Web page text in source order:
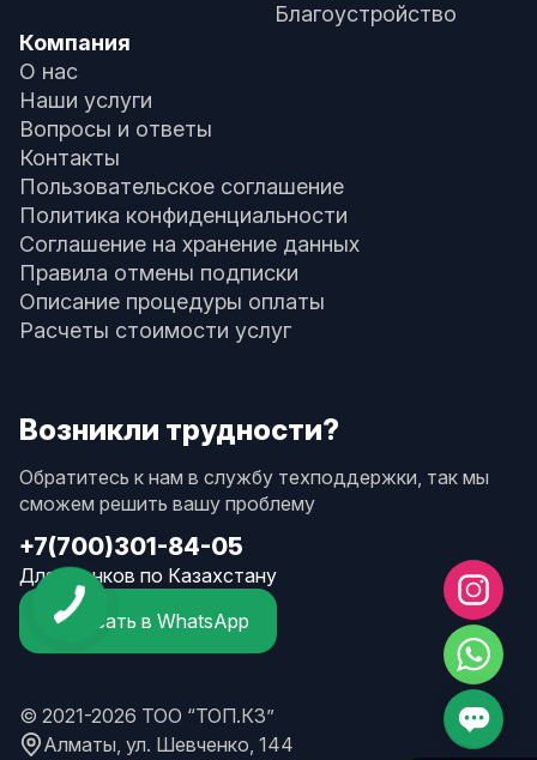
Благоустройство
Компания
О нас
Наши услуги
Вопросы и ответы
Контакты
Пользовательское соглашение
Политика конфиденциальности
Соглашение на хранение данных
Правила отмены подписки
Описание процедуры оплаты
Расчеты стоимости услуг
Возникли трудности?
Обратитесь к нам в службу техподдержки, так мы
сможем решить вашу проблему
+7(700)301-84-05
Для звонков по Казахстану
Написать в WhatsApp
© 2021-2026 ТОО “ТОП.КЗ”
Алматы, ул. Шевченко, 144